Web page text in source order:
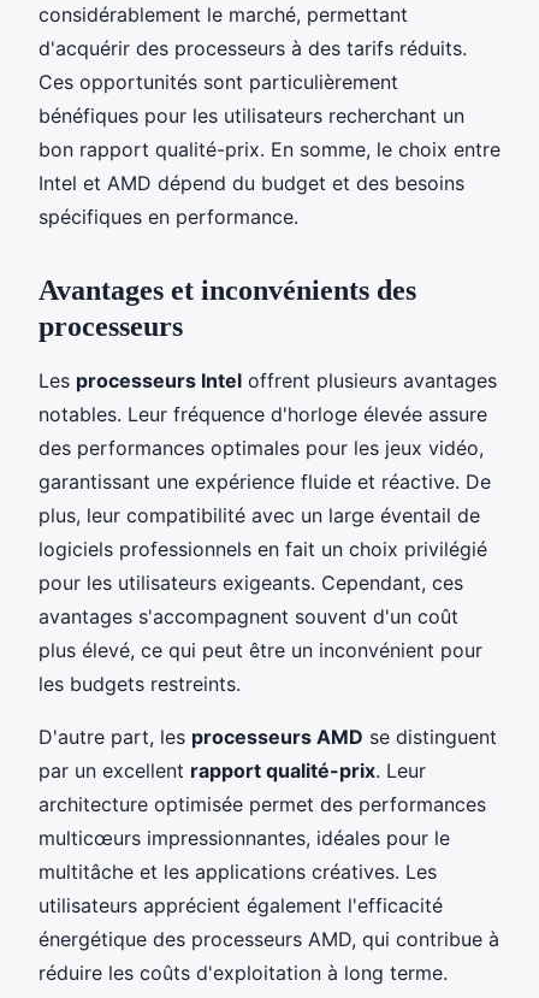
considérablement le marché, permettant
d'acquérir des processeurs à des tarifs réduits.
Ces opportunités sont particulièrement
bénéfiques pour les utilisateurs recherchant un
bon rapport qualité-prix. En somme, le choix entre
Intel et AMD dépend du budget et des besoins
spécifiques en performance.
Avantages et inconvénients des
processeurs
Les processeurs Intel offrent plusieurs avantages
notables. Leur fréquence d'horloge élevée assure
des performances optimales pour les jeux vidéo,
garantissant une expérience fluide et réactive. De
plus, leur compatibilité avec un large éventail de
logiciels professionnels en fait un choix privilégié
pour les utilisateurs exigeants. Cependant, ces
avantages s'accompagnent souvent d'un coût
plus élevé, ce qui peut être un inconvénient pour
les budgets restreints.
D'autre part, les processeurs AMD se distinguent
par un excellent rapport qualité-prix. Leur
architecture optimisée permet des performances
multicœurs impressionnantes, idéales pour le
multitâche et les applications créatives. Les
utilisateurs apprécient également l'efficacité
énergétique des processeurs AMD, qui contribue à
réduire les coûts d'exploitation à long terme.